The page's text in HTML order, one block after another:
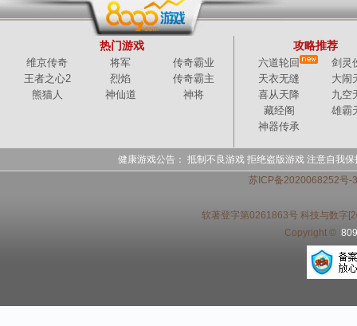
热门游戏
维京传奇 将军
传奇霸业
王者之心2
烈焰
传奇霸主
熊猫人
神仙道 神将
攻略推荐
六道轮回
剑灵
天衣无缝
大闹
喜从天降
九空
藏经阁
雄霸
神器传承
健康游戏公告： 抵制不良游戏 拒绝盗版游戏 注意自我
苏ICP备2020068252号-
软著登字第0261863号 科技与数字
Copyright ©